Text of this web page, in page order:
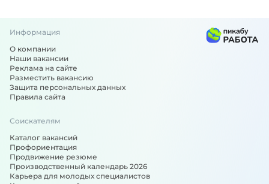
Информация
О компании
Наши вакансии
Реклама на сайте
Разместить вакансию
Защита персональных данных
Правила сайта
Соискателям
Каталог вакансий
Профориентация
Продвижение резюме
Производственный календарь 2026
Карьера для молодых специалистов